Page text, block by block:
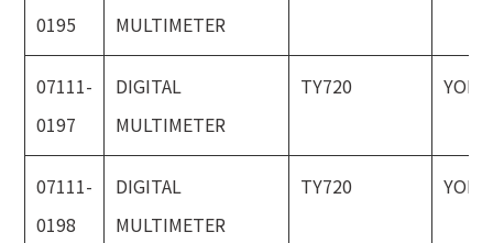
0195
MULTIMETER
07111-
0197
DIGITAL
MULTIMETER
TY720
07111-
0198
DIGITAL
MULTIMETER
TY720